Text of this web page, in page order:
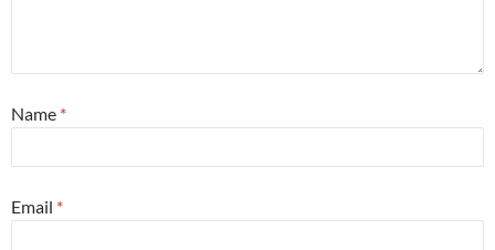
Name *
Email *